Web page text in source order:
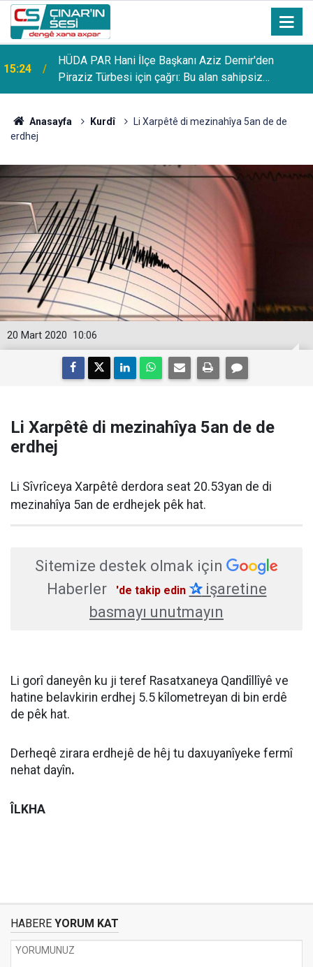
15:24
HÜDA PAR Hani İlçe Başkanı Aziz Demir'den
Piraziz Türbesi için çağrı: Bu alan sahipsiz
bırakılmamalı
Anasayfa Kurdî
Li Xarpêtê di mezinahîya 5an de de
erdhej
10:06
20 Mart 2020
Li Xarpêtê di mezinahîya 5an de de
erdhej
Li Sîvrîceya Xarpêtê derdora seat 20.53yan de di
mezinahîya 5an de erdhejek pêk hat.
Sitemize destek olmak için
Haberler
'de takip edin ✰işaretine
basmayı unutmayın
Li gorî daneyên ku ji teref Rasatxaneya Qandîllîyê ve
hatine belavkirin erdhej 5.5 kîlometreyan di bin erdê
de pêk hat.
Derheqê zirara erdhejê de hêj tu daxuyanîyeke fermî
nehat dayîn.
ÎLKHA
HABERE YORUM KAT